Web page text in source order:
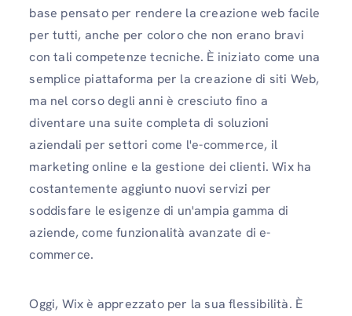
base pensato per rendere la creazione web facile
per tutti, anche per coloro che non erano bravi
con tali competenze tecniche. È iniziato come una
semplice piattaforma per la creazione di siti Web,
ma nel corso degli anni è cresciuto fino a
diventare una suite completa di soluzioni
aziendali per settori come l'e-commerce, il
marketing online e la gestione dei clienti. Wix ha
costantemente aggiunto nuovi servizi per
soddisfare le esigenze di un'ampia gamma di
aziende, come funzionalità avanzate di e-
commerce.
Oggi, Wix è apprezzato per la sua flessibilità. È